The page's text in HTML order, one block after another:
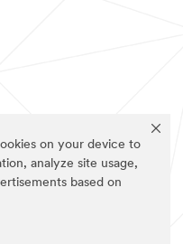
on your device to
analyze site usage,
based on